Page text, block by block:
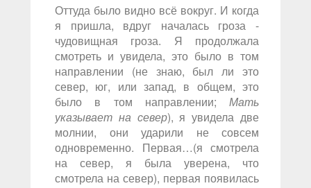
Оттуда было видно всё вокруг. И когда
я пришла, вдруг началась гроза -
чудовищная гроза. Я продолжала
смотреть и увидела, это было в том
направлении (не знаю, был ли это
север, юг, или запад, в общем, это
было в том направлении; Мать
указывает на север), я увидела две
молнии, они ударили не совсем
одновременно. Первая…(я смотрела
на север, я была уверена, что
смотрела на север), первая появилась